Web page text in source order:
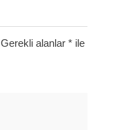
Gerekli alanlar * ile